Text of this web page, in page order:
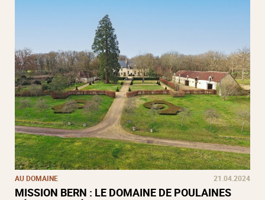
AU DOMAINE 21.04.2024
MISSION BERN : LE DOMAINE DE POULAINES